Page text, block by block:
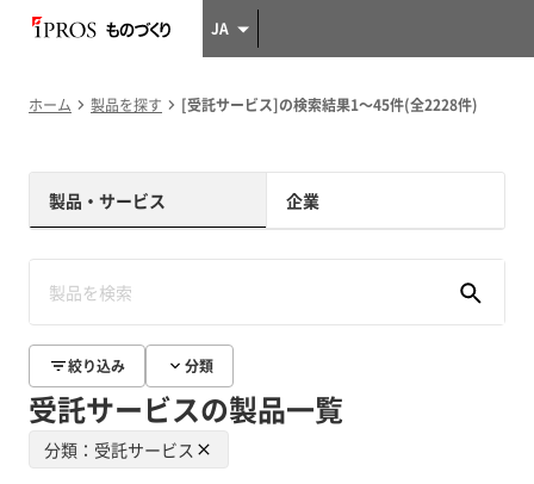
JA
ホーム 製品を探す [受託サービス]の検索結果1～45件(全2228件)
製品・サービス 企業
受託サービスの製品一覧
分類：受託サービス
絞り込み 分類